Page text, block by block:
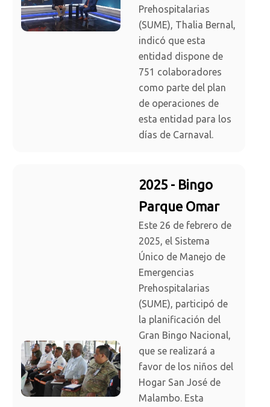
Prehospitalarias
(SUME), Thalia Bernal,
indicó que esta
entidad dispone de
751 colaboradores
como parte del plan
de operaciones de
esta entidad para los
días de Carnaval.
2025 - Bingo
Parque Omar
Este 26 de febrero de
2025, el Sistema
Único de Manejo de
Emergencias
Prehospitalarias
(SUME), participó de
la planificación del
Gran Bingo Nacional,
que se realizará a
favor de los niños del
Hogar San José de
Malambo. Esta